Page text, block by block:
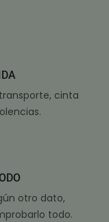
cinta
otro dato,
todo.